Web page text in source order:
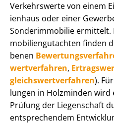
Verkehrswerte von einem
i­en­haus oder einer
Sonderimmobilie ermittelt.
mo­bi­li­en­gut­ach­ten finden
be­nen
wert­ver­fah­ren,
gleichs­wert­ver­fah­ren).
lun­gen in Holzminden wird
Prüfung der Liegenschaft
entsprechendem